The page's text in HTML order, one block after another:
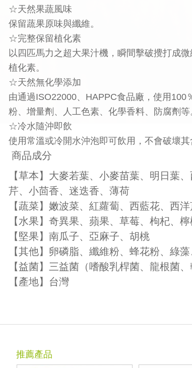
☆天然果蔬風味
保留蔬果原味與纖維。
☆完整保留植化素
以四匹馬力之超大果汁機，瞬間擊破攪打成
植化素。
☆天然無化學添加
由通過ISO22000、HAPPC食品廠，使用
粉、增量劑、人工色素、化學香料、防腐劑等
☆冷水隨沖即飲
使用常溫或冷開水沖泡即可飲用，不會破壞其
商品成分
【草本】大麥若葉、小麥苗葉、明日葉
芹、小茴香、迷迭香、薄荷
【蔬菜】嫩波菜、紅蘿蔔、西藍花、西
【水果】奇異果、蘋果、草莓、枸杞、檸
【堅果】南瓜子、亞麻子、胡桃
【其他】卵磷脂、纖維粉、蜂花粉、綠
【益菌】三益菌（嗜酸乳桿菌、龍根菌、
【產地】台灣
推薦產品